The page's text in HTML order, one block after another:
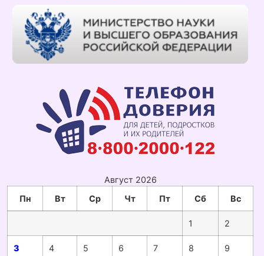
Август 2026
Пн
Вт Ср Чт Пт Сб Вс
1 2
3 4 5 6 7 8 9